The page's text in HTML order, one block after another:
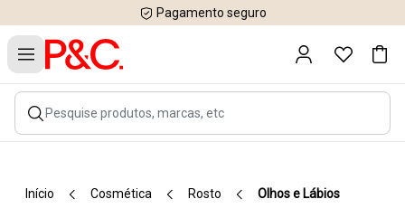
Pagamento seguro
Início Cosmética Rosto Olhos e Lábios